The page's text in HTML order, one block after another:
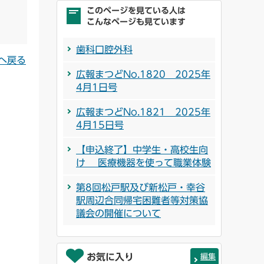
戻る
このページを見ている人は
こんなページも見ています
歯科口腔外科
広報まつどNo.1820 2025年
4月1日号
広報まつどNo.1821 2025年
4月15日号
【申込終了】中学生・高校生向
け 医療機器を使って職業体験
第8回松戸駅及び新松戸・幸谷
駅周辺合同帰宅困難者等対策協
議会の開催について
お気に入り 編集